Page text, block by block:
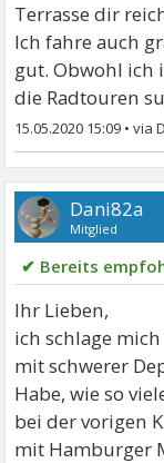
Terrasse dir
Ich fahre auch
gut. Obwohl ich
die Radtouren
15.05.2020 15:09 •
Dani82a
Mitglied
✔ Bereits
Ihr Lieben,
ich schlage
mit schwerer
Habe, wie so
bei der vorigen
mit Hamburger